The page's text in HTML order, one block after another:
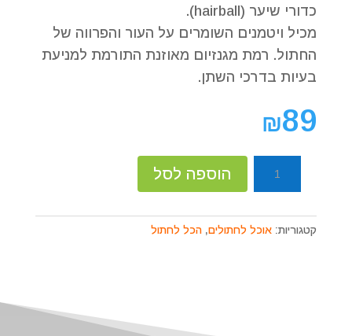
כדורי שיער (hairball).
מכיל ויטמנים השומרים על העור והפרווה של
החתול. רמת מגנזיום מאוזנת התורמת למניעת
בעיות בדרכי השתן.
₪89
קטלוקס
הוספה לסל
קטגוריות: אוכל לחתולים, הכל לחתול